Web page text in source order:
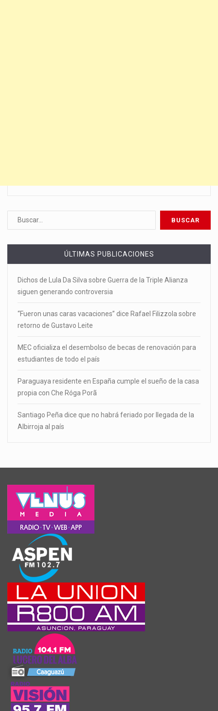
ÚLTIMAS PUBLICACIONES
Dichos de Lula Da Silva sobre Guerra de la Triple Alianza
siguen generando controversia
“Fueron unas caras vacaciones” dice Rafael Filizzola sobre
retorno de Gustavo Leite
MEC oficializa el desembolso de becas de renovación para
estudiantes de todo el país
Paraguaya residente en España cumple el sueño de la casa
propia con Che Róga Porã
Santiago Peña dice que no habrá feriado por llegada de la
Albirroja al país